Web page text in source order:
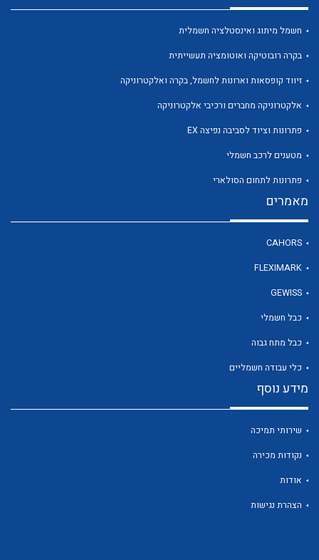
לכל מוצרי היצרן לכל מוצרי היצרן
חשמל מיתוג ואינסטלציה חשמלית
בקרה רובוטיקה ואוטומציה תעשייתית
זיווד קופסאות וארונות לחשמל, בקרה ואלקטרוניקה
אלקטרוניקה מחברים ורכיבי אלקטרוניקה
פתרונות וציוד לסביבה נפיצה EX
מטענים לרכב חשמלי
פתרונות לתחום הסולארי
מאמרים
CAHORS
FLEXIMARK
GEWISS
כבל חשמלי
כבל מתח גבוה
כלי עבודה חשמליים
מידע נוסף
שירותי תמיכה
נקודות מכירה
אודות
הצהרת נגישות